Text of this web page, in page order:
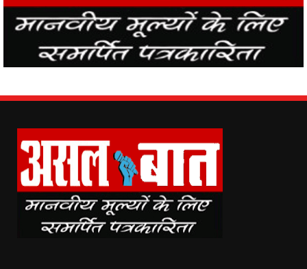
Asal Baat (www.asalbaat.co.in) is the most popular news portal in